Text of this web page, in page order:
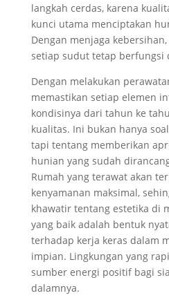
langkah cerdas, karena
kunci utama menciptakan
Dengan menjaga
setiap sudut tetap berfungsi
Dengan melakukan
memastikan setiap elemen
kondisinya dari tahun ke
kualitas. Ini bukan hanya
tapi tentang memberikan
hunian yang sudah
Rumah yang terawat akan
kenyamanan maksimal,
khawatir tentang estetika di
yang baik adalah bentuk
terhadap kerja keras dalam
impian. Lingkungan yang
sumber energi positif bagi
dalamnya.